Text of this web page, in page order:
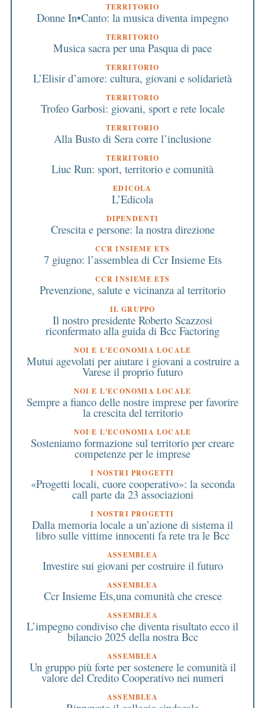
TERRITORIO
Donne In•Canto: la musica diventa impegno
TERRITORIO
Musica sacra per una Pasqua di pace
TERRITORIO
L’Elisir d’amore: cultura, giovani e solidarietà
TERRITORIO
Trofeo Garbosi: giovani, sport e rete locale
TERRITORIO
Alla Busto di Sera corre l’inclusione
TERRITORIO
Liuc Run: sport, territorio e comunità
EDICOLA
L’Edicola
DIPENDENTI
Crescita e persone: la nostra direzione
CCR INSIEME ETS
7 giugno: l’assemblea di Ccr Insieme Ets
CCR INSIEME ETS
Prevenzione, salute e vicinanza al territorio
IL GRUPPO
Il nostro presidente Roberto Scazzosi
riconfermato alla guida di Bcc Factoring
NOI E L'ECONOMIA LOCALE
Mutui agevolati per aiutare i giovani a costruire a
Varese il proprio futuro
NOI E L'ECONOMIA LOCALE
Sempre a fianco delle nostre imprese per favorire
la crescita del territorio
NOI E L'ECONOMIA LOCALE
Sosteniamo formazione sul territorio per creare
competenze per le imprese
I NOSTRI PROGETTI
«Progetti locali, cuore cooperativo»: la seconda
call parte da 23 associazioni
I NOSTRI PROGETTI
Dalla memoria locale a un’azione di sistema il
libro sulle vittime innocenti fa rete tra le Bcc
ASSEMBLEA
Investire sui giovani per costruire il futuro
ASSEMBLEA
Ccr Insieme Ets,una comunità che cresce
ASSEMBLEA
L’impegno condiviso che diventa risultato ecco il
bilancio 2025 della nostra Bcc
ASSEMBLEA
Un gruppo più forte per sostenere le comunità il
valore del Credito Cooperativo nei numeri
ASSEMBLEA